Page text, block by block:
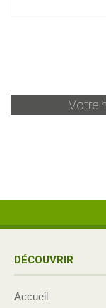
Votre
DÉCOUVRIR
Accueil